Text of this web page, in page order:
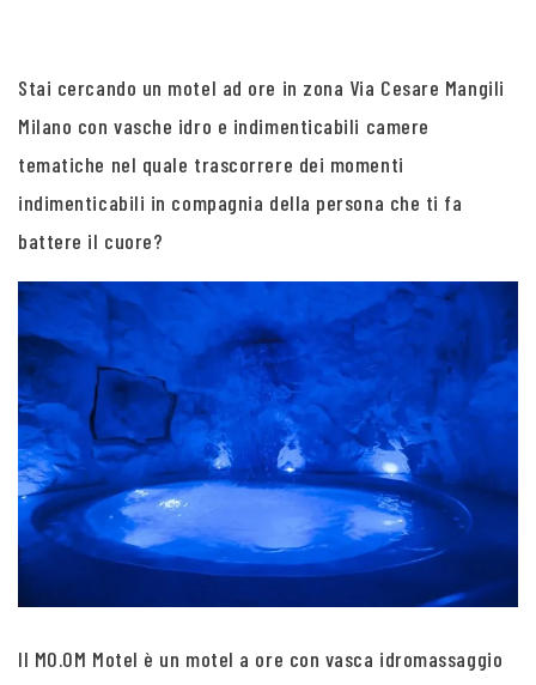
Stai cercando un motel ad ore in zona Via Cesare Mangili
Milano con vasche idro e indimenticabili camere
tematiche nel quale trascorrere dei momenti
indimenticabili in compagnia della persona che ti fa
battere il cuore?
Il MO.OM Motel è un motel a ore con vasca idromassaggio